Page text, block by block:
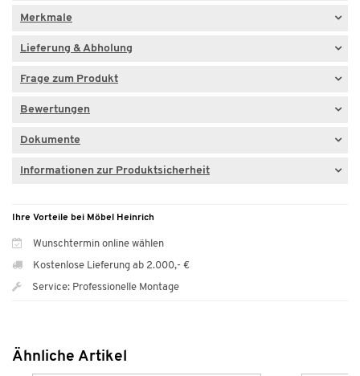
Merkmale
Lieferung & Abholung
Frage zum Produkt
Bewertungen
Dokumente
Informationen zur Produktsicherheit
Ihre Vorteile bei Möbel Heinrich
Wunschtermin online wählen
Kostenlose Lieferung ab 2.000,- €
Service: Professionelle Montage
Ähnliche Artikel